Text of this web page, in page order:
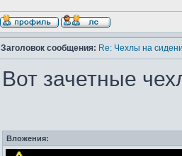
Заголовок сообщения: Re: Чехлы на
Вот зачетные
Вложения: